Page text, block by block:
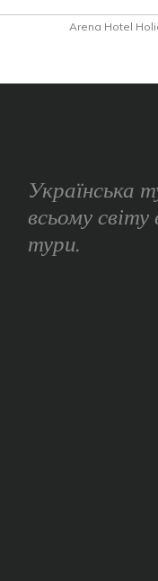
Arena Hotel
Українська
всьому
тури.